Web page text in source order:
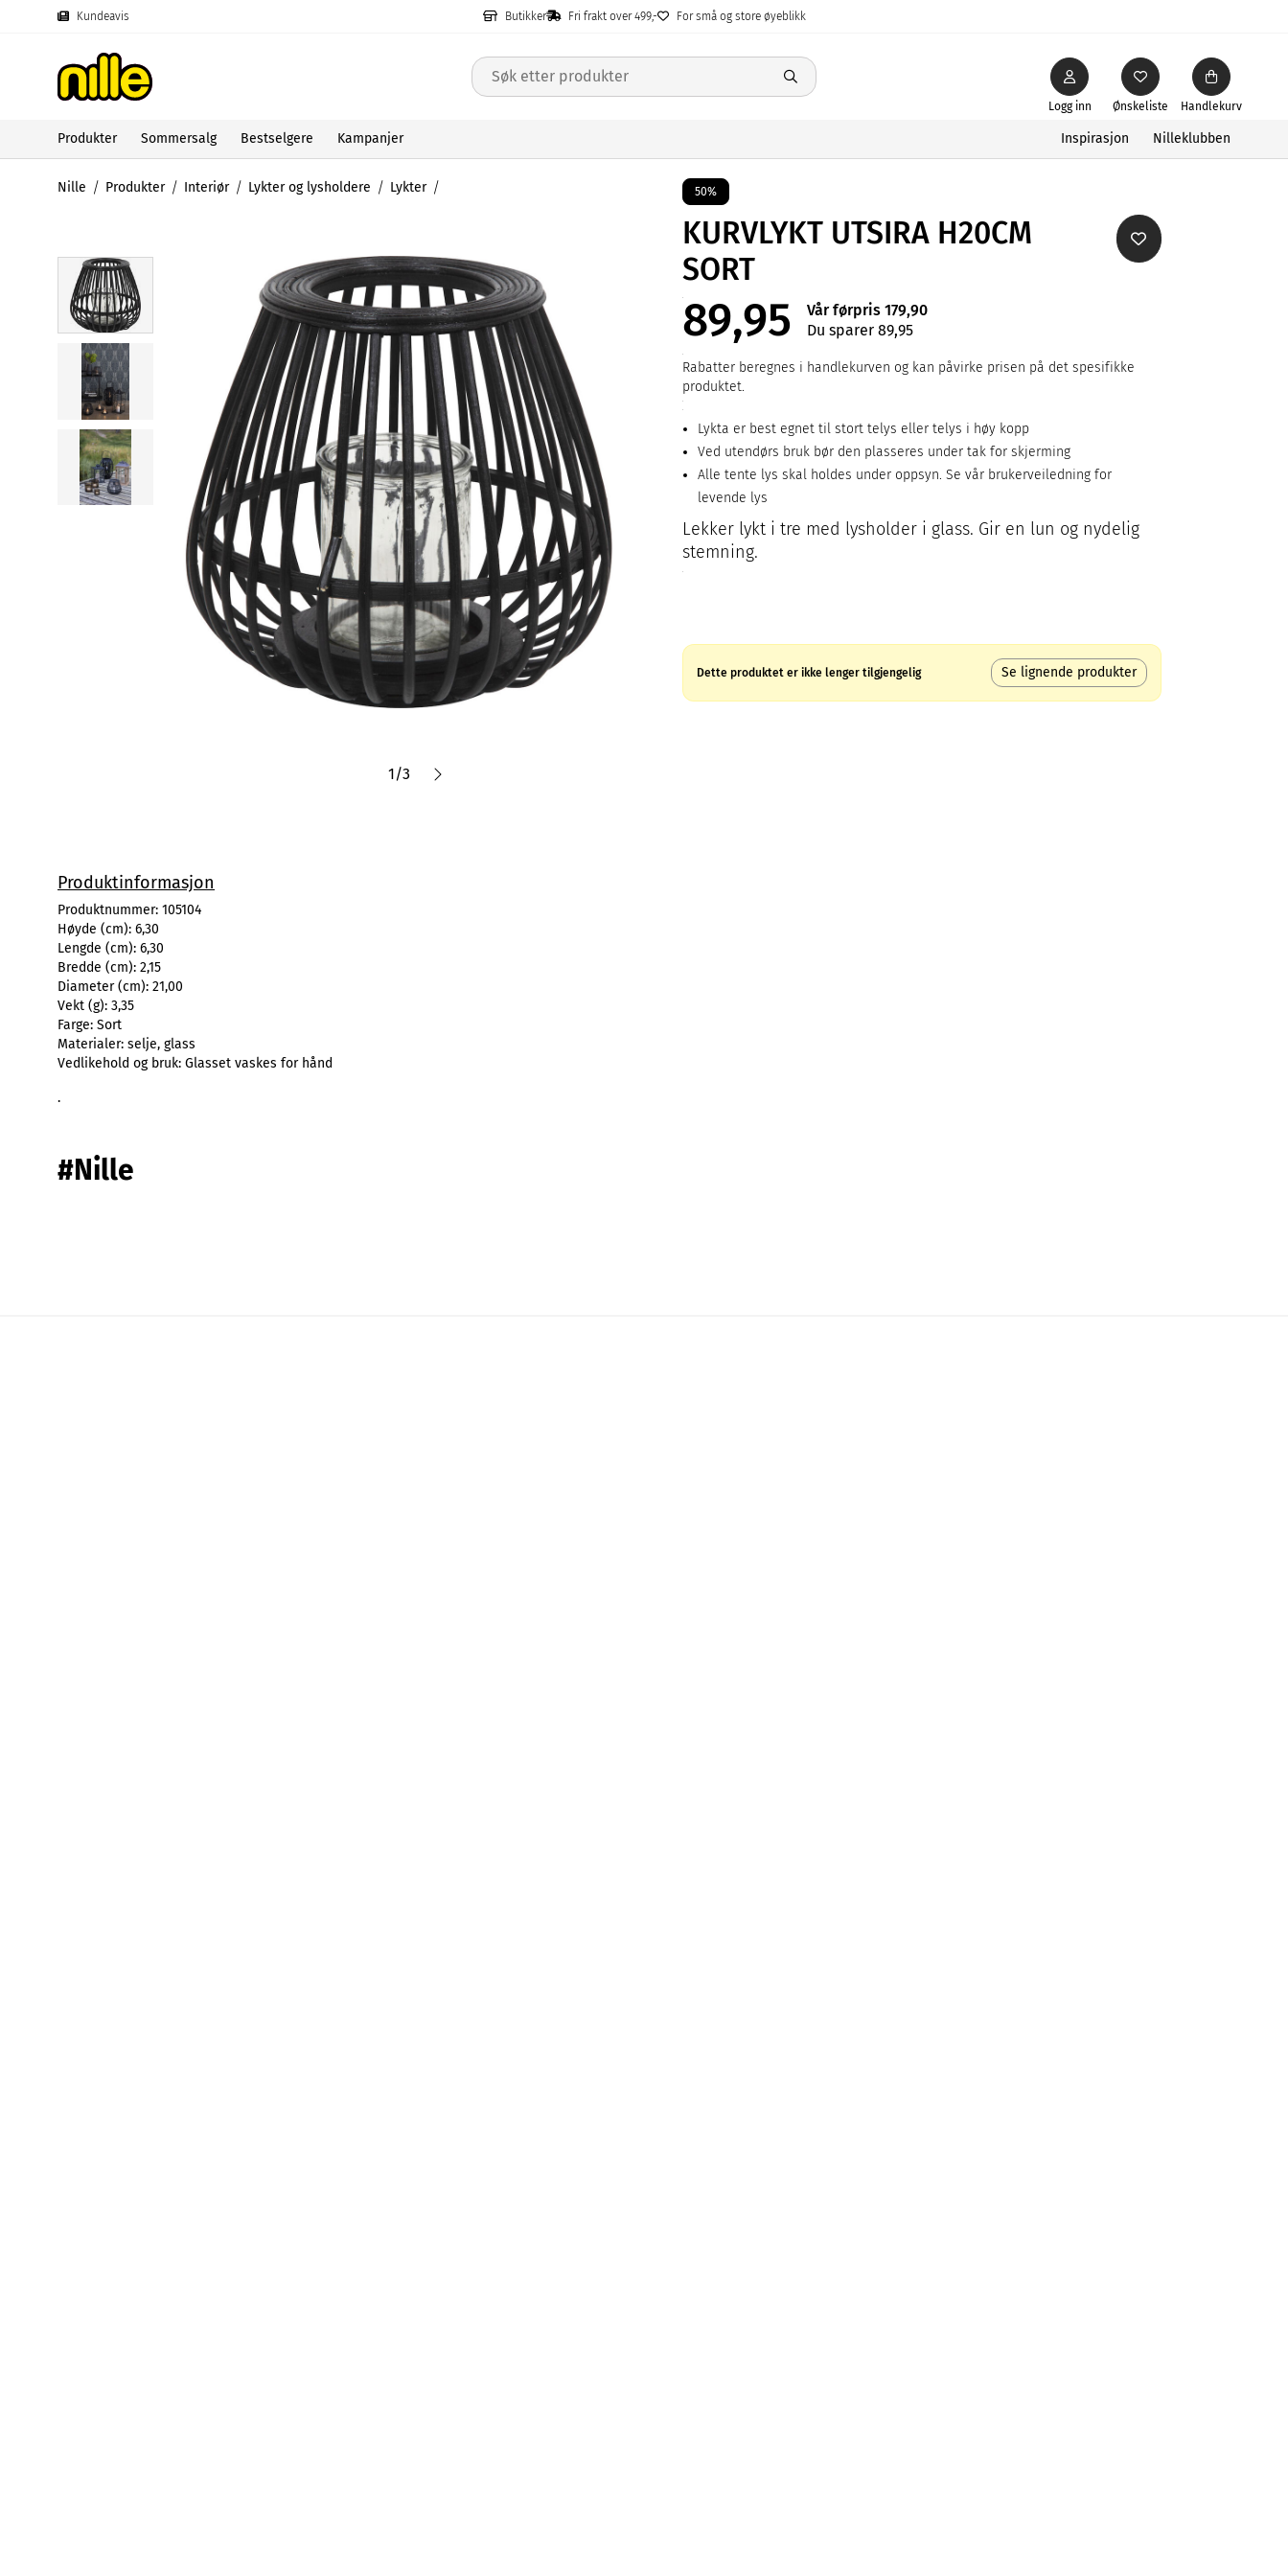
Kundeavis Butikker Fri frakt over 499,- For små og store øyeblikk
Ønskeliste
Logg inn Handlekurv
Produkter Sommersalg Bestselgere Kampanjer Inspirasjon Nilleklubben
Nille Produkter Interiør Lykter og lysholdere Lykter
1/3
50%
KURVLYKT UTSIRA H20CM
SORT
89,95
Vår førpris 179,90
Du sparer 89,95
Rabatter beregnes i handlekurven og kan påvirke prisen på det spesifikke
produktet.
Lykta er best egnet til stort telys eller telys i høy kopp
Ved utendørs bruk bør den plasseres under tak for skjerming
Alle tente lys skal holdes under oppsyn. Se vår brukerveiledning for
levende lys
Lekker lykt i tre med lysholder i glass. Gir en lun og nydelig
stemning.
Dette produktet er ikke lenger tilgjengelig Se lignende produkter
Produktinformasjon
Produktnummer: 105104
Høyde (cm): 6,30
Lengde (cm): 6,30
Bredde (cm): 2,15
Diameter (cm): 21,00
Vekt (g): 3,35
Farge: Sort
Materialer: selje, glass
Vedlikehold og bruk: Glasset vaskes for hånd
.
#Nille